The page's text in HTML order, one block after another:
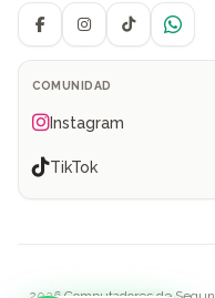
FacebookInstagramTikTok
COMUNIDAD
Instagram
TikTok